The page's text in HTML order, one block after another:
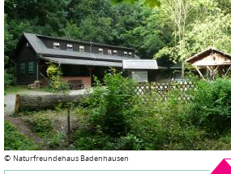
© Naturfreundehaus Badenhausen